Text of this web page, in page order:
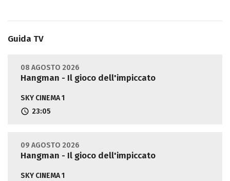
Guida TV
08 AGOSTO 2026
Hangman - Il gioco dell'impiccato
SKY CINEMA 1
23:05
09 AGOSTO 2026
Hangman - Il gioco dell'impiccato
SKY CINEMA 1